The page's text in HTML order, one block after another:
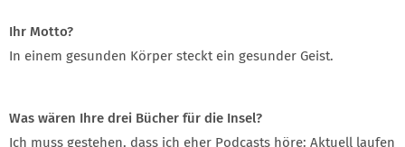
Ihr Motto?
In einem gesunden Körper steckt ein gesunder Geist.
Was wären Ihre drei Bücher für die Insel?
Ich muss gestehen, dass ich eher Podcasts höre: Aktuell laufen